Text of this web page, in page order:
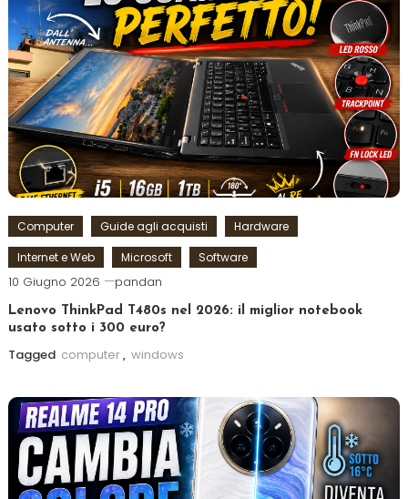
Computer Guide agli acquisti
Hardware
Internet e Web
Microsoft Software
10 Giugno 2026 pandan
Lenovo ThinkPad T480s nel 2026: il miglior notebook
usato sotto i 300 euro?
Tagged computer, windows